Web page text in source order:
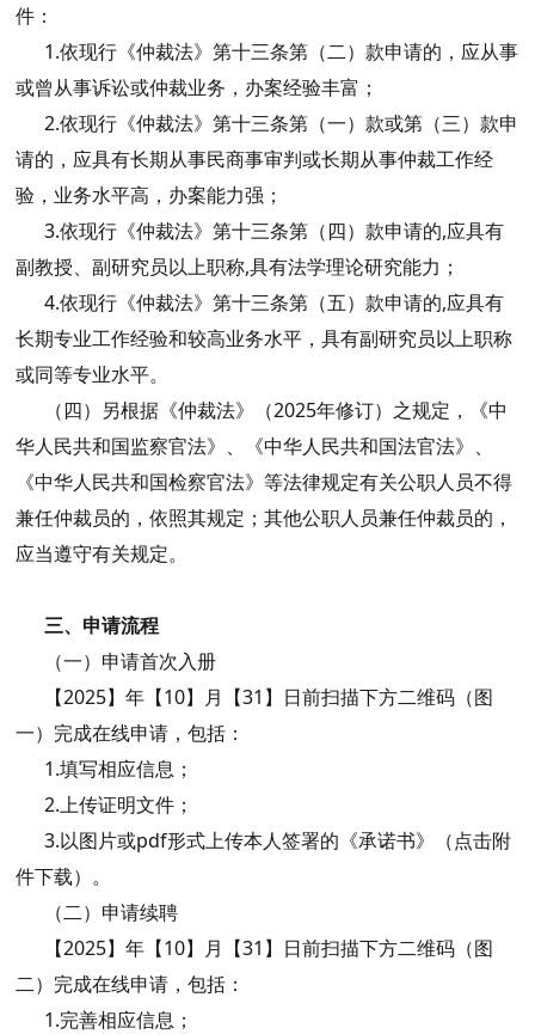
件：
1.依现行《仲裁法》第十三条第（二）款申请的，应从事
或曾从事诉讼或仲裁业务，办案经验丰富；
2.依现行《仲裁法》第十三条第（一）款或第（三）款申
请的，应具有长期从事民商事审判或长期从事仲裁工作经
验，业务水平高，办案能力强；
3.依现行《仲裁法》第十三条第（四）款申请的,应具有
副教授、副研究员以上职称,具有法学理论研究能力；
4.依现行《仲裁法》第十三条第（五）款申请的,应具有
长期专业工作经验和较高业务水平，具有副研究员以上职称
或同等专业水平。
（四）另根据《仲裁法》（2025年修订）之规定，《中
华人民共和国监察官法》、《中华人民共和国法官法》、
《中华人民共和国检察官法》等法律规定有关公职人员不得
兼任仲裁员的，依照其规定；其他公职人员兼任仲裁员的，
应当遵守有关规定。
三、申请流程
（一）申请首次入册
【2025】年【10】月【31】日前扫描下方二维码（图
一）完成在线申请，包括：
1.填写相应信息；
2.上传证明文件；
3.以图片或pdf形式上传本人签署的《承诺书》（点击附
件下载）。
（二）申请续聘
【2025】年【10】月【31】日前扫描下方二维码（图
二）完成在线申请，包括：
1.完善相应信息；